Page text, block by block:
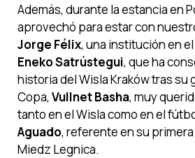
Además, durante la estancia en
aprovechó para estar con
Jorge Félix, una institución en
Eneko Satrústegui, que ha
historia del Wisla Kraków tras su
Copa, Vullnet Basha, muy
tanto en el Wisla como en el
Aguado, referente en su
Miedz Legnica.